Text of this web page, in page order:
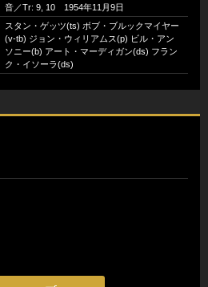
音／Tr: 9, 10 1954年11月9日
スタン・ゲッツ(ts) ボブ・ブルックマイヤー
(v-tb) ジョン・ウィリアムス(p) ビル・アン
ソニー(b) アート・マーディガン(ds) フラン
ク・イソーラ(ds)